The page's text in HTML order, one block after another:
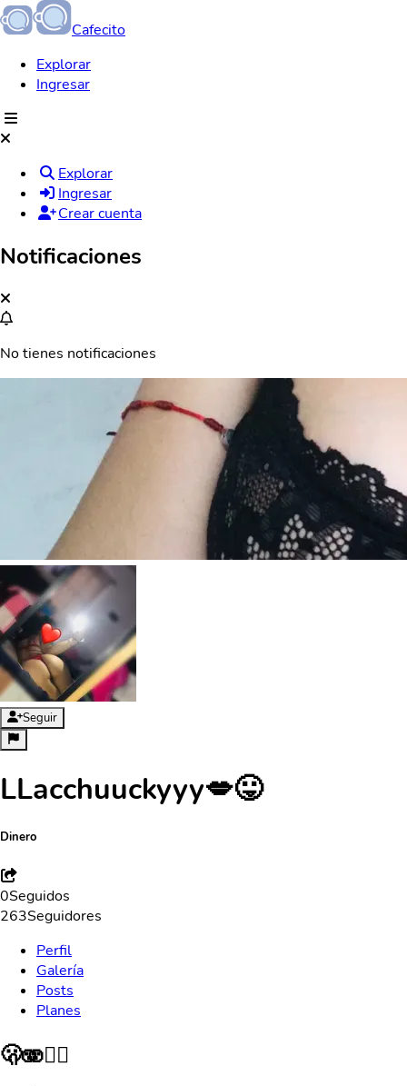
Cafecito
Explorar
Ingresar
Explorar
Ingresar
Crear cuenta
Notificaciones
No tienes notificaciones
Seguir
LLacchuuckyyy💋😛
Dinero
0Seguidos
263Seguidores
Perfil
Galería
Posts
Planes
🫢🫨😵‍💫